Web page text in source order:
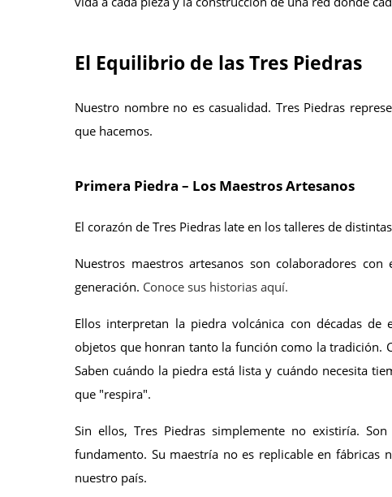
El Equilibrio de las Tres Piedras
Nuestro nombre no es casualidad. Tres Piedras
que hacemos.
Primera Piedra – Los Maestros Artesanos
El corazón de Tres Piedras late en los talleres de
Nuestros maestros artesanos son colaboradores
generación. Conoce sus historias aquí.
Ellos interpretan la piedra volcánica con décadas
objetos que honran tanto la función como la tradición.
Saben cuándo la piedra está lista y cuándo necesita
que "respira".
Sin ellos, Tres Piedras simplemente no existiría.
fundamento. Su maestría no es replicable en
nuestro país.